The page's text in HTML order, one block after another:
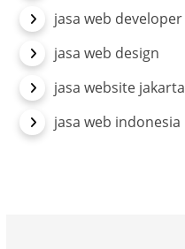
jasa web developer
jasa web design
jasa website jakarta
jasa web indonesia